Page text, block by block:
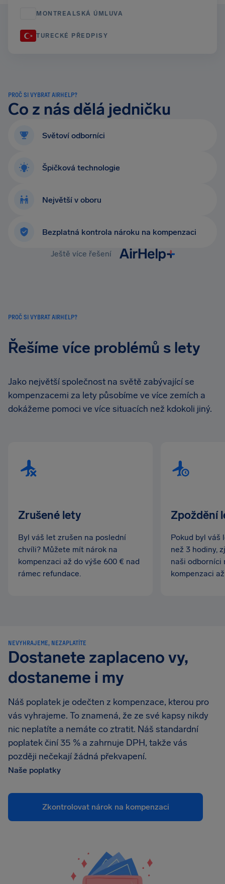
MONTREALSKÁ ÚMLUVA
TURECKÉ PŘEDPISY
PROČ SI VYBRAT AIRHELP?
Co z nás dělá jedničku
Světoví odborníci
Špičková technologie
Největší v oboru
Bezplatná kontrola nároku na kompenzaci
Ještě více řešení
PROČ SI VYBRAT AIRHELP?
Řešíme více problémů s lety
Jako největší společnost na světě zabývající se
kompenzacemi za lety působíme ve více zemích a
dokážeme pomoci ve více situacích než kdokoli jiný.
Zrušené lety
Byl váš let zrušen na poslední
chvíli? Můžete mít nárok na
kompenzaci až do výše 600 € nad
rámec refundace.
Zpoždění
Pokud byl váš
než 3 hodiny,
naši odborníci
kompenzaci
NEVYHRAJEME, NEZAPLATÍTE
Dostanete zaplaceno vy,
dostaneme i my
Náš poplatek je odečten z kompenzace, kterou pro
vás vyhrajeme. To znamená, že ze své kapsy nikdy
nic neplatíte a nemáte co ztratit. Náš standardní
poplatek činí 35 % a zahrnuje DPH, takže vás
později nečekají žádná překvapení.
Naše poplatky
Zkontrolovat nárok na kompenzaci